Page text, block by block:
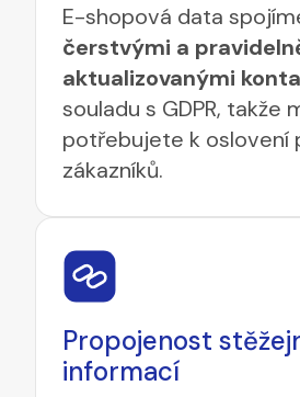
E-shopová data
čerstvými a
aktualizovanými
souladu s GDPR, takže
potřebujete k oslovení
zákazníků.
Propojenost
informací